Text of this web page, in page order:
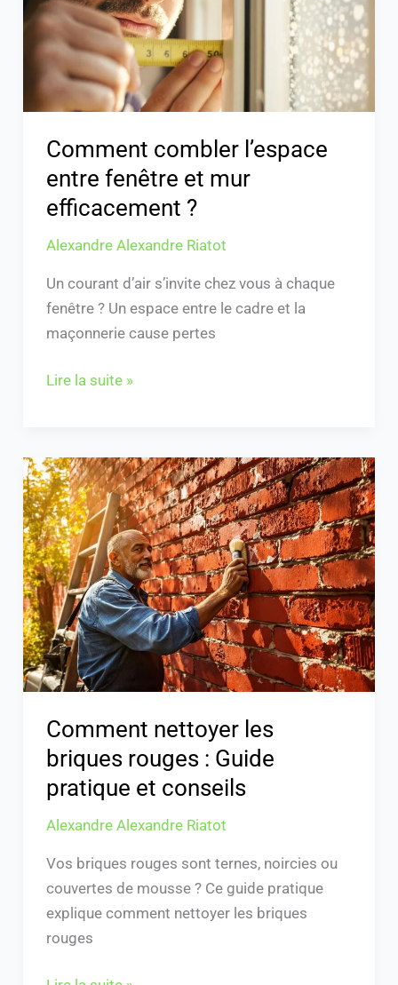
Comment combler l’espace
entre fenêtre et mur
efficacement ?
Alexandre Alexandre Riatot
Un courant d’air s’invite chez vous à chaque
fenêtre ? Un espace entre le cadre et la
maçonnerie cause pertes
et
mur
efficacement
?
Lire la suite »
Comment nettoyer les
briques rouges : Guide
pratique et conseils
Alexandre Alexandre Riatot
Vos briques rouges sont ternes, noircies ou
couvertes de mousse ? Ce guide pratique
explique comment nettoyer les briques
rouges
Comment
nettoyer
les
briques
rouges
:
Guide
pratique
et
conseils